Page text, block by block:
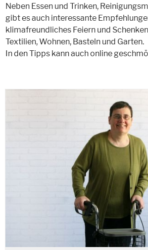
Neben Essen und Trinken,
gibt es auch interessante
klimafreundliches Feiern und
Textilien, Wohnen, Basteln und Garten.
In den Tipps kann auch online